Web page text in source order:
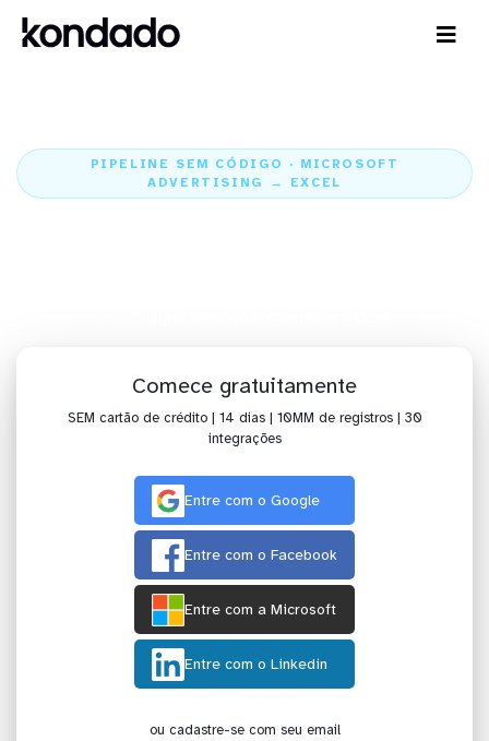
PIPELINE SEM CÓDIGO · MICROSOFT
ADVERTISING → EXCEL
Comece gratuitamente
SEM cartão de crédito | 14 dias | 10MM de registros | 30
integrações
Entre com o Google
Entre com o Facebook
Entre com a Microsoft
Entre com o Linkedin
ou cadastre-se com seu email